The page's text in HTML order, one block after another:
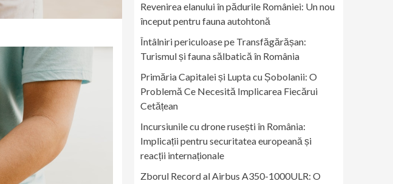
Revenirea elanului în pădurile României: Un nou
început pentru fauna autohtonă
Întâlniri periculoase pe Transfăgărășan:
Turismul și fauna sălbatică în România
Primăria Capitalei și Lupta cu Șobolanii: O
Problemă Ce Necesită Implicarea Fiecărui
Cetățean
Incursiunile cu drone rusești în România:
Implicații pentru securitatea europeană și
reacții internaționale
Zborul Record al Airbus A350-1000ULR: O